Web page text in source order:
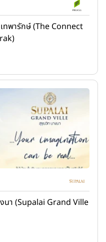
ทพารักษ์ (The Connect
นา (Supalai Grand Ville